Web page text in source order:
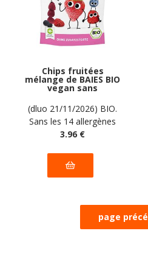
Chips fruitées
mélange de BAIES BIO
vegan sans
allergènes Freche
Freunde : 10
grammes
(dluo 21/11/2026) BIO.
Sans les 14 allergènes
majeurs
3.96 €